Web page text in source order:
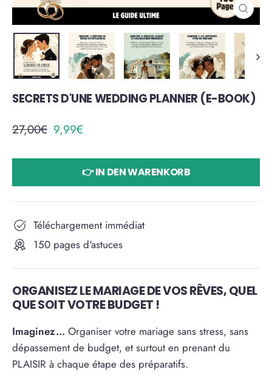
ESC)
SECRETS D'UNE WEDDING PLANNER (E-BOOK)
Normaler
27,00€ Sonderpreis
9,99€
👉 IN DEN WARENKORB
Téléchargement immédiat
150 pages d'astuces
ORGANISEZ LE MARIAGE DE VOS RÊVES, QUEL
QUE SOIT VOTRE BUDGET !
Imaginez... Organiser votre mariage sans stress, sans
dépassement de budget, et surtout en prenant du
PLAISIR à chaque étape des préparatifs.